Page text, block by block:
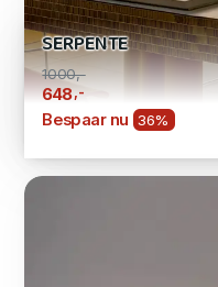
SERPENTE
1000,-
648,-
Bespaar nu 36%